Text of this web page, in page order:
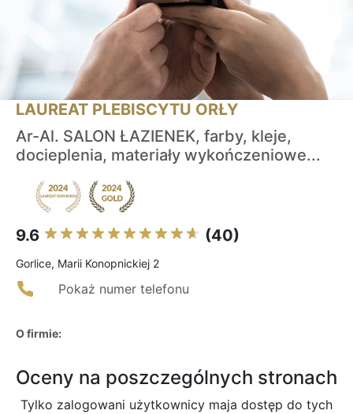
LAUREAT PLEBISCYTU ORŁY
Ar-Al. SALON ŁAZIENEK, farby, kleje,
docieplenia, materiały wykończeniowe...
9.6 (40)
Gorlice, Marii Konopnickiej 2
Pokaż numer telefonu
O firmie:
Oceny na poszczególnych stronach
Tylko zalogowani użytkownicy maja dostęp do tych